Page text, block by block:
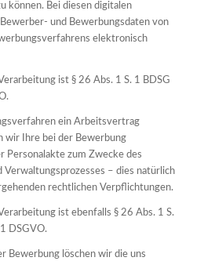
können. Bei diesen digitalen
und Bewerbungsdaten von
elektronisch
ist § 26 Abs. 1 S. 1 BDSG
ein Arbeitsvertrag
wir Ihre bei der Bewerbung
zum Zwecke des
Verwaltungsprozesses – dies natürlich
rechtlichen Verpflichtungen.
ist ebenfalls § 26 Abs. 1 S.
DSGVO.
Bewerbung löschen wir die uns